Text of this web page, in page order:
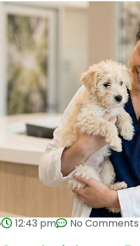
12:43 pm No Comments